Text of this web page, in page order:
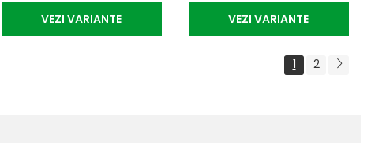
VEZI VARIANTE VEZI VARIANTE
1 2